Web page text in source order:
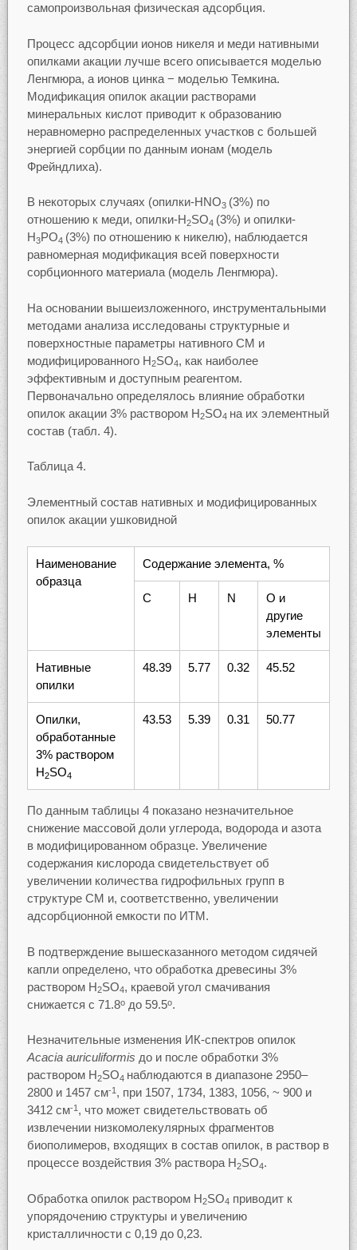
самопроизвольная физическая адсорбция.
Процесс адсорбции ионов никеля и меди нативными
опилками акации лучше всего описывается моделью
Ленгмюра, а ионов цинка − моделью Темкина.
Модификация опилок акации растворами
минеральных кислот приводит к образованию
неравномерно распределенных участков с большей
энергией сорбции по данным ионам (модель
Фрейндлиха).
В некоторых случаях (опилки-HNO3 (3%) по
отношению к меди, опилки-H2SO4 (3%) и опилки-
H3PO4 (3%) по отношению к никелю), наблюдается
равномерная модификация всей поверхности
сорбционного материала (модель Ленгмюра).
На основании вышеизложенного, инструментальными
методами анализа исследованы структурные и
поверхностные параметры нативного СМ и
модифицированного H2SO4, как наиболее
эффективным и доступным реагентом.
Первоначально определялось влияние обработки
опилок акации 3% раствором H2SO4 на их элементный
состав (табл. 4).
Таблица 4.
Элементный состав нативных и модифицированных
опилок акации ушковидной
Наименование
образца
Содержание элемента, %
С H N
O и
другие
элементы
Нативные
опилки
48.39 5.77 0.32 45.52
Опилки,
обработанные
3% раствором
H2SO4
43.53 5.39 0.31 50.77
По данным таблицы 4 показано незначительное
снижение массовой доли углерода, водорода и азота
в модифицированном образце. Увеличение
содержания кислорода свидетельствует об
увеличении количества гидрофильных групп в
структуре СМ и, соответственно, увеличении
адсорбционной емкости по ИТМ.
В подтверждение вышесказанного методом сидячей
капли определено, что обработка древесины 3%
раствором H2SO4, краевой угол смачивания
снижается с 71.8одо 59.5о.
Незначительные изменения ИК-спектров опилок
Acacia auriculiformis до и после обработки 3%
раствором H2SO4 наблюдаются в диапазоне 2950–
2800 и 1457 см-1 , при 1507, 1734, 1383, 1056, ~ 900 и
3412 см-1 , что может свидетельствовать об
извлечении низкомолекулярных фрагментов
биополимеров, входящих в состав опилок, в раствор в
процессе воздействия 3% раствора H2SO4.
Обработка опилок раствором H2SO4 приводит к
упорядочению структуры и увеличению
кристалличности с 0,19 до 0,23.